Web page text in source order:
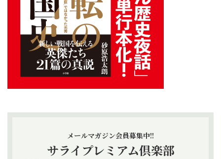
メールマガジン会員募集中!!
サライプレミアム倶楽部